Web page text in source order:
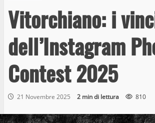
Vitorchiano: i
dell’Instagram
Contest 2025
21 Novembre 2025 2 min di lettura 810